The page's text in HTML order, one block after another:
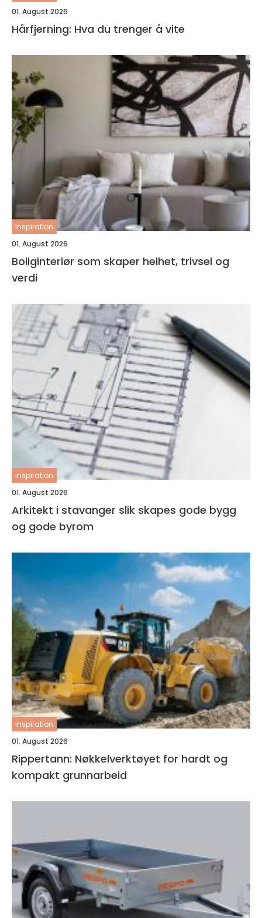
01. August 2026
Hårfjerning: Hva du trenger å vite
inspiration
01. August 2026
Boliginteriør som skaper helhet, trivsel og
verdi
inspiration
01. August 2026
Arkitekt i stavanger slik skapes gode bygg
og gode byrom
inspiration
01. August 2026
Rippertann: Nøkkelverktøyet for hardt og
kompakt grunnarbeid